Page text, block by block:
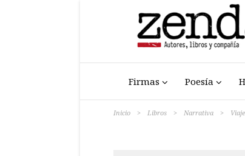
Firmas Poesía
Inicio > Libros > Narrativa >